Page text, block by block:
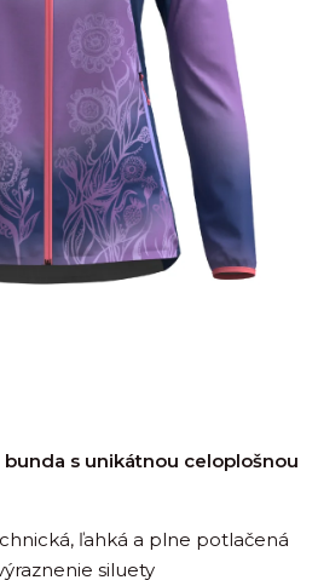
s unikátnou celoplošnou
ľahká a plne potlačená
siluety